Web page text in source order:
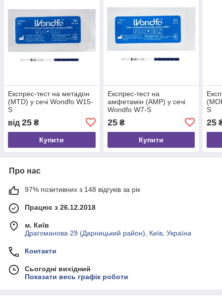
Експрес-тест на метадон
(MTD) у сечі Wondfo W15-
S
від 25 ₴
Купити
Експрес-тест на
амфетамін (AMP) у сечі
Wondfo W7-S
25₴
Купити
S
25
Про нас
97% позитивних з 148 відгуків за рік
Працює з 26.12.2018
м. Київ
Драгоманова 29 (Дарницький район), Київ, Україна
Контакти
Сьогодні вихідний
Показати весь графік роботи